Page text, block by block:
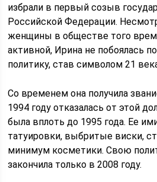
избрали в первый созыв
Российской Федерации.
женщины в обществе того
активной, Ирина не побоялась
политику, став символом 21
Со временем она получила
1994 году отказалась от этой
была вплоть до 1995 года. Ее
татуировки, выбритые виски,
минимум косметики. Свою
закончила только в 2008 году.